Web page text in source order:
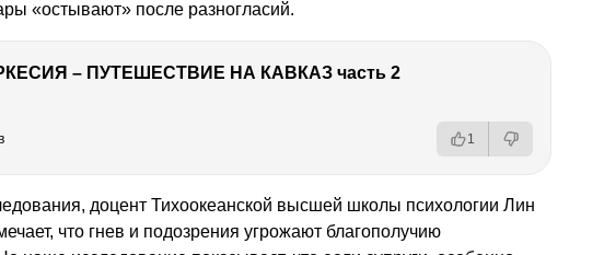
«остывают» после разногласий.
– ПУТЕШЕСТВИЕ НА КАВКАЗ часть 2
1
доцент Тихоокеанской высшей школы психологии Лин
что гнев и подозрения угрожают благополучию